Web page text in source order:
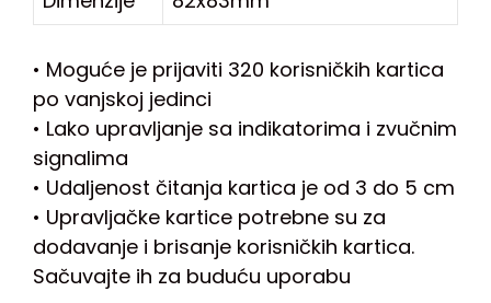
• Moguće je prijaviti 320 korisničkih kartica
po vanjskoj jedinci
• Lako upravljanje sa indikatorima i zvučnim
signalima
• Udaljenost čitanja kartica je od 3 do 5 cm
• Upravljačke kartice potrebne su za
dodavanje i brisanje korisničkih kartica.
Sačuvajte ih za buduću uporabu